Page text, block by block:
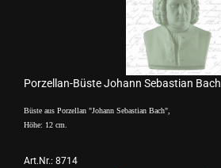
Porzellan-Büste Johann Sebastian Bach
Büste aus Porzellan "Johann Sebastian Bach",
Höhe: 12 cm.
Art.Nr.: 8714